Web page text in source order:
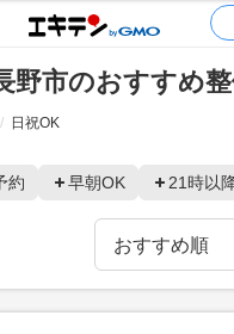
野市のおすすめ
日祝OK
約 早朝OK 21時以